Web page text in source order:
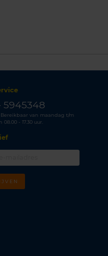
5945348
van maandag t/m
- 17.30 uur.